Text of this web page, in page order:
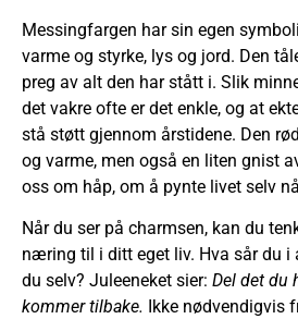
Messingfargen har sin egen
varme og styrke, lys og jord. Den
preg av alt den har stått i. Slik
det vakre ofte er det enkle, og at
stå støtt gjennom årstidene. Den
og varme, men også en liten gnist
oss om håp, om å pynte livet selv
Når du ser på charmsen, kan du
næring til i ditt eget liv. Hva sår du i
du selv? Juleeneket sier: Del det du
kommer tilbake. Ikke nødvendigvis